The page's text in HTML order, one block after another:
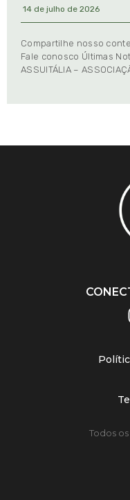
14 de julho de 2026
Compartilhe nosso
Fale conosco Últimas
ASSUITÁLIA –
Todos